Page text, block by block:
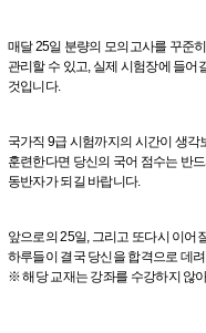
매달 25일 분량의 모의고사를 꾸준
관리할 수 있고, 실제 시험장에 들어
것입니다.
국가직 9급 시험까지의 시간이 생각
훈련한다면 당신의 국어 점수는 반
동반자가 되길 바랍니다.
앞으로의 25일, 그리고 또다시 이어
하루들이 결국 당신을 합격으로 데
※ 해당 교재는 강좌를 수강하지 않